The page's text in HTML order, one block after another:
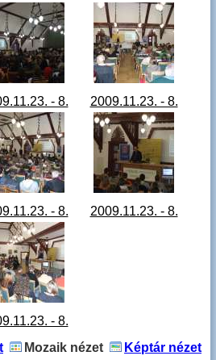
11.JPG
Monográfia
előadás 12.JPG
- 8.
14.JPG
2009.11.23. - 8.
Monográfia
előadás 15.JPG
- 8.
17.JPG
2009.11.23. - 8.
- 8.
Mozaik nézet Képtár nézet